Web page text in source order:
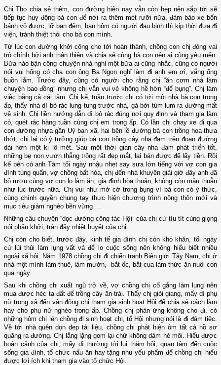
Chị Thọ chia sẻ thêm, con đường hiện nay vẫn còn hẹp nên sắp tới sẽ
tiếp tục huy động bà con để nới ra thêm mét rưỡi nữa, đảm bảo xe bốn
bánh vô được, lỡ ban đêm, ban hôm có người đau bịnh thì kịp thời đưa đi
viện, tránh thiệt thòi cho bà con mình.
Từ lúc con đường khởi công cho tới hoàn thành, chồng con chị đóng vai
trò chính bởi anh thân thiện và chia sẻ cùng bà con nên ai cũng yêu mến.
Bữa nào bận công chuyện nhà nghỉ một bữa ai cũng nhắc, cũng có người
nói vui hổng có cha con ông Ba Ngon nghỉ làm đi anh em ơi, vắng ổng
buồn lắm. Trước đây, cũng có người cho rằng chị “ăn cơm nhà làm
chuyện bao đồng” nhưng chị vẫn vui vẻ không hề hờn “để bụng”. Chị làm
việc bằng cả cái tâm. Chị kể, tuần trước chị có tới một nhà bà con trong
ấp, thấy nhà dì bỏ rác lung tung trước nhà, gà bới tùm lum ra đường mất
vệ sinh. Chị liền hướng dẫn dì bỏ rác đúng nơi quy định và tham gia làm
cỏ, quét rác hàng tuần cùng chị em trong ấp. Có lần chị chạy xe đi qua
con đường nhựa gần Uỷ ban xã, hai bên lề đường bà con trồng hoa thưa
thớt, chị lại có ý tưởng giúp bà con trồng cây nha đam trên đoạn đường
dài hơn một ki lô mét. Sau một thời gian cây nha đam phát triển tốt,
những bẹ non vươn thẳng trông rất đẹp mắt, lại bán được để lấy tiền. Rồi
kế bên có anh Tám tối ngày nhậu nhẹt say sưa lớn tiếng với vợ con gia
đình túng quẩn, vợ chồng bất hòa, chị đến nhà khuyên giải giờ đây anh đã
bỏ rượu cùng vợ con lo làm ăn, gia đình hòa thuận, không còn mâu thuẫn
như lúc trước nữa. Chị vui như mở cờ trong bụng vì bà con có ý thức,
cùng chính quyền chung tay thực hiện chương trình nông thôn mới và
mục tiêu giảm nghèo bền vững….
Những câu chuyện “dọc đường công tác Hội” của chị cứ tíu tít cùng giọng
nói phấn khởi, tràn đầy nhiệt huyết của chị.
Chị còn cho biết, trước đây, kinh tế gia đình chị còn khó khăn, tối ngày
cứ lủi thủi làm lụng vất vả để lo cuộc sống nên không hiểu biết nhiều
ngoài xã hội. Năm 1978 chồng chị đi chiến tranh Biên giới Tây Nam, chị ở
nhà một mình làm thuê, làm mướn, bắt ốc, bắt cua làm thức ăn nuôi con
qua ngày.
Sau khi chồng chị xuất ngũ trở về, vợ chồng chị cố gắng làm lụng nên
mua được héc ta đất để trồng cây ăn trái. Thấy chị giỏi giang, mấy dì phụ
nữ trong xã đến vận động chị tham gia sinh hoạt Hội để chia sẻ cách làm
hay cho phụ nữ nghèo trong ấp. Chồng chị phản ứng không cho đi, có
những hôm chị lén chồng đi sinh hoạt chi, tổ Hội nhưng nói là đi đám tiệc.
Về tới nhà quên dọn dẹp tài liệu, chồng chị phát hiện ôm tất cả hồ sơ
quăng ra đường. Chị lẳng lặng gom lại chứ không dám hé môi. Hiểu được
hoàn cảnh của chị, mấy dì thường tới lui thăm hỏi, quan tâm đến cuộc
sống gia đình, tổ chức nấu ăn hay tặng nhu yếu phẩm để chồng chị hiểu
được lợi ích khi tham gia vào tổ chức Hội.